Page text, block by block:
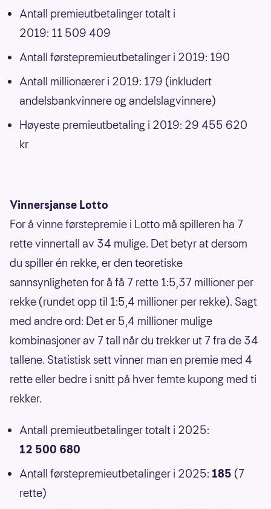
Antall premieutbetalinger totalt i
2019: 11 509 409
Antall førstepremieutbetalinger i 2019: 190
Antall millionærer i 2019: 179 (inkludert
andelsbankvinnere og andelslagvinnere)
Høyeste premieutbetaling i 2019: 29 455 620
kr
Vinnersjanse Lotto
For å vinne førstepremie i Lotto må spilleren ha 7
rette vinnertall av 34 mulige. Det betyr at dersom
du spiller én rekke, er den teoretiske
sannsynligheten for å få 7 rette 1:5,37 millioner per
rekke (rundet opp til 1:5,4 millioner per rekke). Sagt
med andre ord: Det er 5,4 millioner mulige
kombinasjoner av 7 tall når du trekker ut 7 fra de 34
tallene. Statistisk sett vinner man en premie med 4
rette eller bedre i snitt på hver femte kupong med ti
rekker.
Antall premieutbetalinger totalt i 2025:
12 500 680
Antall førstepremieutbetalinger i 2025: 185 (7
rette)